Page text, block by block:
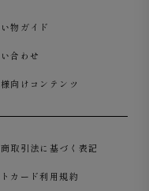
ス対応
なる2色や2サイズを
物ガイド
合わせ
向けコンテンツ
取引法に基づく表記
カード利用規約